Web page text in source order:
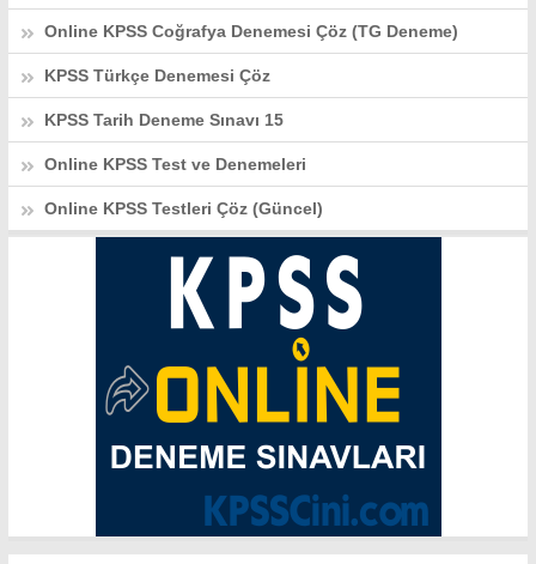
Online KPSS Coğrafya Denemesi Çöz (TG Deneme)
KPSS Türkçe Denemesi Çöz
KPSS Tarih Deneme Sınavı 15
Online KPSS Test ve Denemeleri
Online KPSS Testleri Çöz (Güncel)